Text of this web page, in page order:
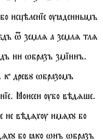
исцѣленїе ѹꙗденнымъ
ѿ землѧ а землѧ тлѧ
ни ѡбразъ змїинъ.
. к древꙋ ѡбразомъ
. Моисеи ѹбо вѣдѧше.
не вѣдѧхѹ имѧхꙋ бо
бо ꙗко ѡнъ ѡбразъ